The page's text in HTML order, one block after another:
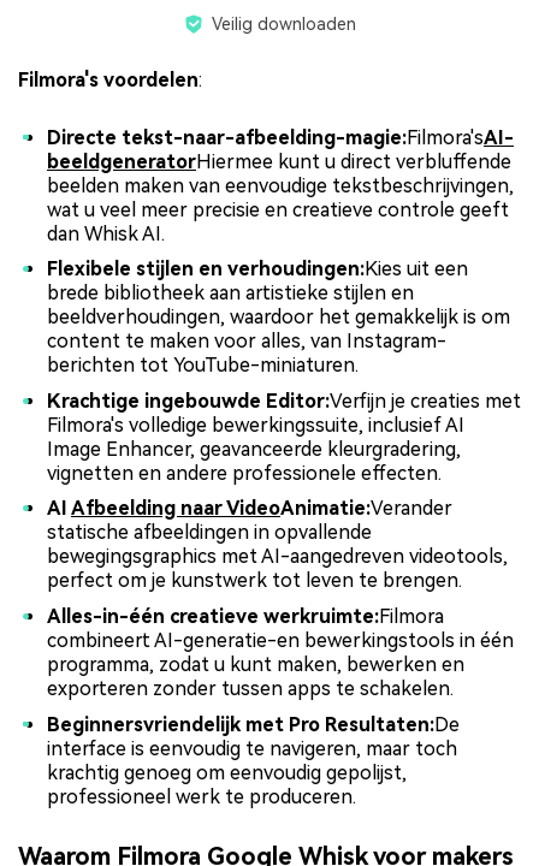
Veilig downloaden
Filmora's voordelen:
Directe tekst-naar-afbeelding-magie:Filmora'sAI-
beeldgeneratorHiermee kunt u direct verbluffende
beelden maken van eenvoudige tekstbeschrijvingen,
wat u veel meer precisie en creatieve controle geeft
dan Whisk AI.
Flexibele stijlen en verhoudingen:Kies uit een
brede bibliotheek aan artistieke stijlen en
beeldverhoudingen, waardoor het gemakkelijk is om
content te maken voor alles, van Instagram-
berichten tot YouTube-miniaturen.
Krachtige ingebouwde Editor:Verfijn je creaties met
Filmora's volledige bewerkingssuite, inclusief AI
Image Enhancer, geavanceerde kleurgradering,
vignetten en andere professionele effecten.
AI Afbeelding naar VideoAnimatie:Verander
statische afbeeldingen in opvallende
bewegingsgraphics met AI-aangedreven videotools,
perfect om je kunstwerk tot leven te brengen.
Alles-in-één creatieve werkruimte:Filmora
combineert AI-generatie-en bewerkingstools in één
programma, zodat u kunt maken, bewerken en
exporteren zonder tussen apps te schakelen.
Beginnersvriendelijk met Pro Resultaten:De
interface is eenvoudig te navigeren, maar toch
krachtig genoeg om eenvoudig gepolijst,
professioneel werk te produceren.
Waarom Filmora Google Whisk voor makers